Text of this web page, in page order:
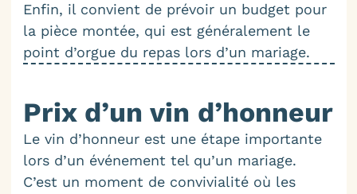
Enfin, il convient de prévoir un budget pour
la pièce montée, qui est généralement le
point d’orgue du repas lors d’un mariage.
Prix d’un vin d’honneur
Le vin d’honneur est une étape importante
lors d’un événement tel qu’un mariage.
C’est un moment de convivialité où les